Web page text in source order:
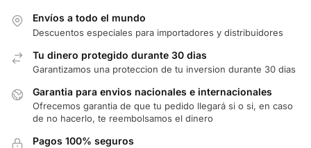
Envíos a todo el mundo
Descuentos especiales para importadores y distribuidores
Tu dinero protegido durante 30 dias
Garantizamos una proteccion de tu inversion durante 30 dias
Garantia para envios nacionales e internacionales
Ofrecemos garantia de que tu pedido llegará si o si, en caso
de no hacerlo, te reembolsamos el dinero
Pagos 100% seguros